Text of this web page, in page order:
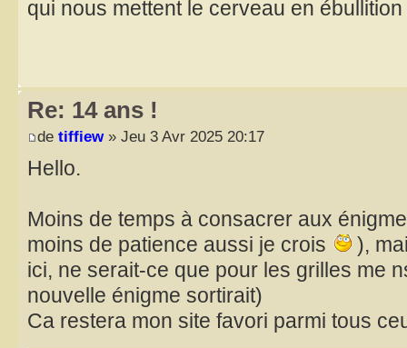
qui nous mettent le cerveau en ébullition
Re: 14 ans !
de tiffiew» Jeu 3 Avr 2025 20:17
Hello.
Moins de temps à consacrer aux
moins de patience aussi je crois
),
ici, ne serait-ce que pour les grilles me
nouvelle énigme sortirait)
Ca restera mon site favori parmi tous